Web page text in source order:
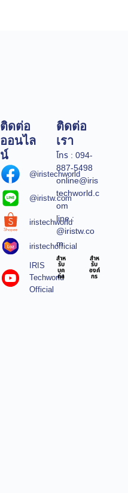
ติดต่อ
ออนไล
น์
@iristechworld
@iristw.com
iristechworld
iristechofficial
IRIS
Techworld
Official
ติดต่อ
เรา
โทร : 094-
887-5498
online@iris
techworld.c
om
line :
@iristw.co
m
สำห
รับ
บุค
คล
สำห
รับ
องค์
กร